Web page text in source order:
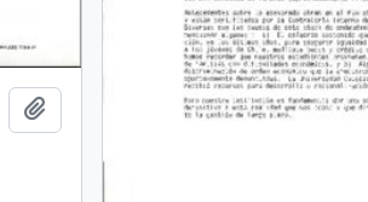
Add to clipboard